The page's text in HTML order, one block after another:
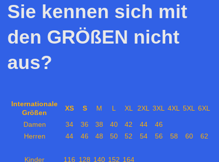
Sie kennen sich mit
den GRÖßEN nicht
aus?
Internationale
Größen
XS S M L XL 2XL 3XL 4XL 5XL 6XL
Damen 34 36 38 40 42 44
46
Herren
44 46 48 50 52 54 56 58 60 62
Kinder 116 128 140 152 164